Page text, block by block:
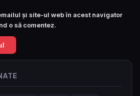
și site-ul web în acest navigator
o să comentez.